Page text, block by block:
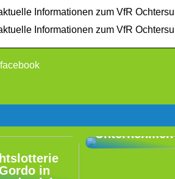
Informationen zum VfR
Informationen zum VfR
in